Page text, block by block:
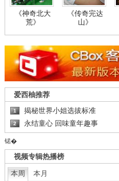
《神奇北大
荒》
《传奇完达
山》
爱西柚推荐
1 揭秘世界小姐选拔标准
2 永结童心 回味童年趣事
锘�
视频专辑热播榜
本周 本月